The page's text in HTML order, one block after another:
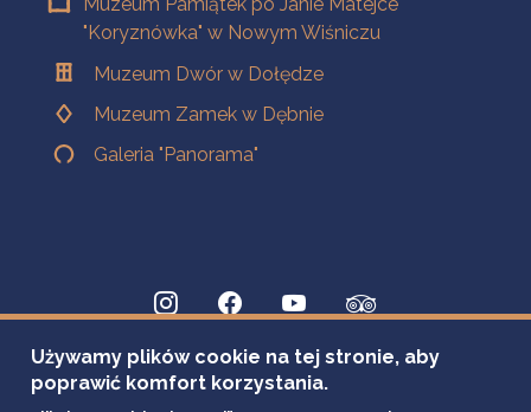
"Koryznówka" w Nowym Wiśniczu
Muzeum Dwór w Dołędze
Muzeum Zamek w Dębnie
Galeria "Panorama"
Używamy plików cookie na tej stronie, aby
poprawić komfort korzystania.